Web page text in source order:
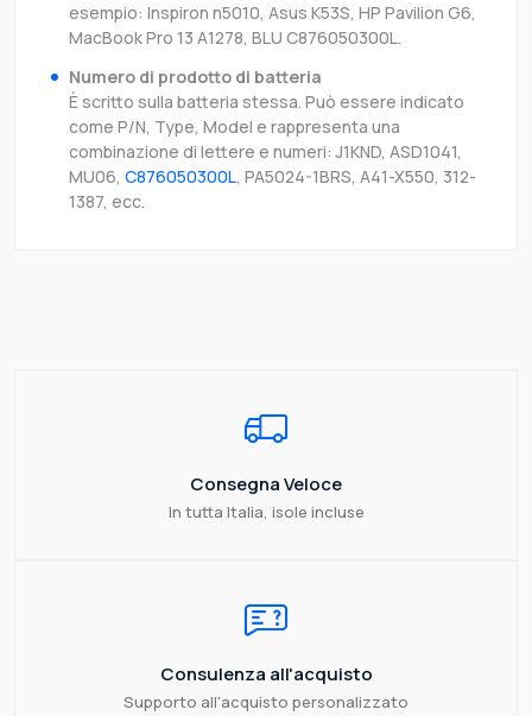
esempio: Inspiron n5010, Asus K53S, HP Pavilion G6,
MacBook Pro 13 A1278, BLU C876050300L.
Numero di prodotto di batteria
È scritto sulla batteria stessa. Può essere indicato
come P/N, Type, Model e rappresenta una
combinazione di lettere e numeri: J1KND, ASD1041,
MU06, C876050300L, PA5024-1BRS, A41-X550, 312-
1387, ecc.
Consegna Veloce
In tutta Italia, isole incluse
Consulenza all'acquisto
Supporto all'acquisto personalizzato